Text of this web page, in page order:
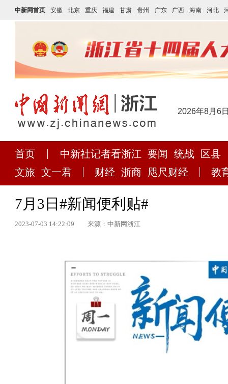
中新网首页 安徽 北京 重庆 福建 甘肃 贵州 广东 广西 海南 河北
2026年8月6
首页 中新社记者看浙江 要闻 统战
区县
文旅 文一君 财经 浙商 咫尺财经 教
7月3日#新闻便利贴#
2023-07-03 14:22:09 来源：中新网浙江